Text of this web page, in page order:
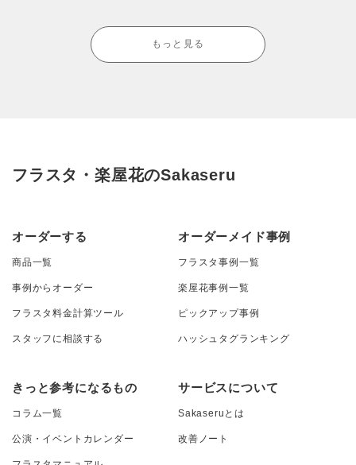
もっと見る
フラスタ・楽屋花のSakaseru
オーダーする
商品一覧
事例からオーダー
フラスタ料金計算ツール
スタッフに相談する
オーダーメイド事例
フラスタ事例一覧
楽屋花事例一覧
ピックアップ事例
ハッシュタグランキング
きっと参考になるもの
コラム一覧
公演・イベントカレンダー
サービスについて
Sakaseruとは
改善ノート